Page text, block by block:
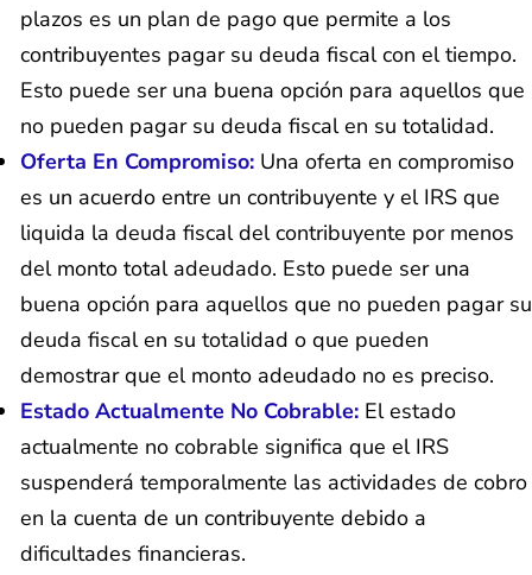
plazos es un plan de pago que permite a los
contribuyentes pagar su deuda fiscal con el tiempo.
Esto puede ser una buena opción para aquellos que
no pueden pagar su deuda fiscal en su totalidad.
Oferta En Compromiso: Una oferta en compromiso
es un acuerdo entre un contribuyente y el IRS que
liquida la deuda fiscal del contribuyente por menos
del monto total adeudado. Esto puede ser una
buena opción para aquellos que no pueden pagar su
deuda fiscal en su totalidad o que pueden
demostrar que el monto adeudado no es preciso.
Estado Actualmente No Cobrable: El estado
actualmente no cobrable significa que el IRS
suspenderá temporalmente las actividades de cobro
en la cuenta de un contribuyente debido a
dificultades financieras.